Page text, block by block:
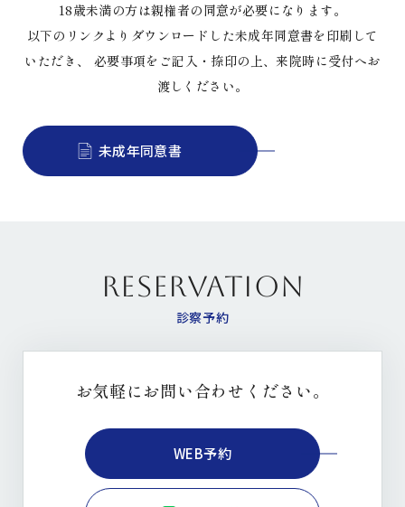
18歳未満の方は親権者の同意が必要になります。
以下のリンクよりダウンロードした未成年同意書を印刷して
いただき、
必要事項をご記入・捺印の上、来院時に受付へお
渡しください。
未成年同意書
RESERVATION
診察予約
お気軽にお問い合わせください。
WEB予約